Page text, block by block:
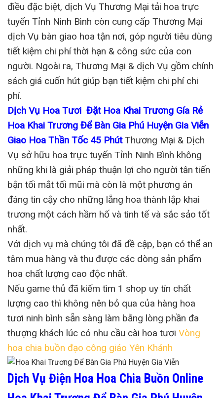
điều đặc biệt, dịch Vụ Thương Mại tải hoa trực
tuyến Tỉnh Ninh Bình còn cung cấp Thương Mại
dịch Vụ bàn giao hoa tận nơi, góp người tiêu dùng
tiết kiệm chi phí thời hạn & công sức của con
người. Ngoài ra, Thương Mại & dịch Vụ gồm chính
sách giá cuốn hút giúp bạn tiết kiệm chi phí chi
phí.
Dịch Vụ Hoa Tươi Đặt Hoa Khai Trương Gía Rẻ
Hoa Khai Trương Để Bàn Gia Phú Huyện Gia Viễn
Giao Hoa Thần Tốc 45 PhútThương Mại & Dịch
Vụ sở hữu hoa trực tuyến Tỉnh Ninh Bình không
những khi là giải pháp thuận lợi cho người tân tiến
bận tối mắt tối mũi mà còn là một phương án
đáng tin cậy cho những lẵng hoa thành lập khai
trương một cách hầm hố và tinh tế và sắc sảo tốt
nhất.
Với dịch vụ mà chúng tôi đã đề cập, bạn có thể an
tâm mua hàng và thu được các dòng sản phẩm
hoa chất lượng cao độc nhất.
Nếu game thủ đã kiếm tìm 1 shop uy tín chất
lượng cao thì không nên bỏ qua của hàng hoa
tươi ninh bình sẵn sàng làm bằng lòng phần đa
thượng khách lúc có nhu cầu cài hoa tươi Vòng
hoa chia buồn đạo công giáo Yên Khánh
Dịch Vụ Điện Hoa Hoa Chia Buồn Online